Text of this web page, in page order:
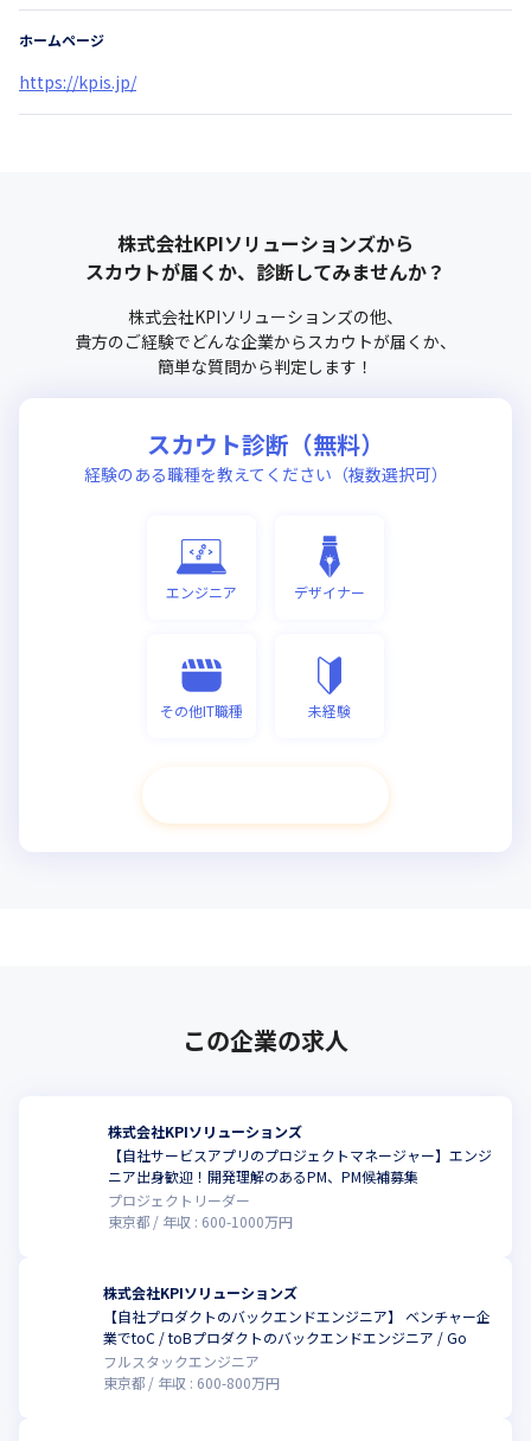
ホームページ
https://kpis.jp/
株式会社KPIソリューションズから
スカウトが届くか、診断してみませんか？
株式会社KPIソリューションズの他、
貴方のご経験でどんな企業からスカウトが届くか、
簡単な質問から判定します！
スカウト診断（無料）
経験のある職種を教えてください（複数選択可）
エンジニア デザイナー
その他IT職種 未経験
この企業の求人
株式会社KPIソリューションズ
【自社サービスアプリのプロジェクトマネージャー】エンジ
ニア出身歓迎！開発理解のあるPM、PM候補募集
プロジェクトリーダー
東京都
年収 : 600-1000万円
株式会社KPIソリューションズ
【自社プロダクトのバックエンドエンジニア】 ベンチャー企
業でtoC / toBプロダクトのバックエンドエンジニア / Go
フルスタックエンジニア
東京都
年収 : 600-800万円